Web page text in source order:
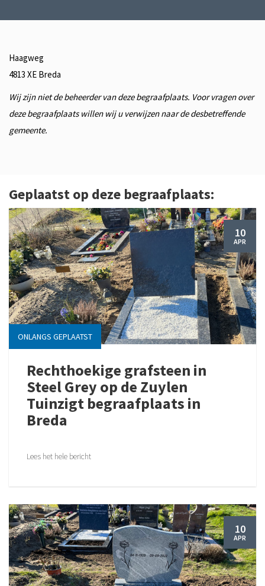
Haagweg
4813 XE Breda
Wij zijn niet de beheerder van deze begraafplaats. Voor vragen over
deze begraafplaats willen wij u verwijzen naar de desbetreffende
gemeente.
Geplaatst op deze begraafplaats:
10
APR
ONLANGS GEPLAATST
Rechthoekige grafsteen in
Steel Grey op de Zuylen
Tuinzigt begraafplaats in
Breda
Lees het hele bericht
10
APR